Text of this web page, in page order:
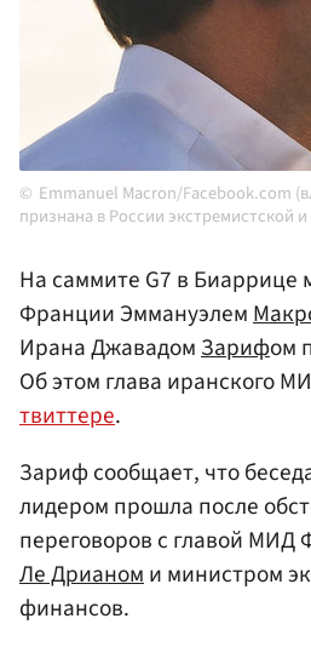
Emmanuel Macron/Facebook.com
признана в России экстремистской
На саммите G7 в Биаррице
Франции Эммануэлем
Ирана ДжавадомЗарифом
Об этом глава иранского
твиттере.
Зариф сообщает, что
лидером прошла после
переговоров с главой МИД
Ле Дрианоми министром
финансов.